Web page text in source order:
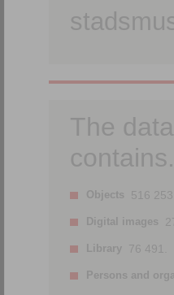
The
Objects 516 253.
Digital images
Library 76 491.
Persons and